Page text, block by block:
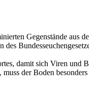
Gegenstände
damit sich Viren
der Boden